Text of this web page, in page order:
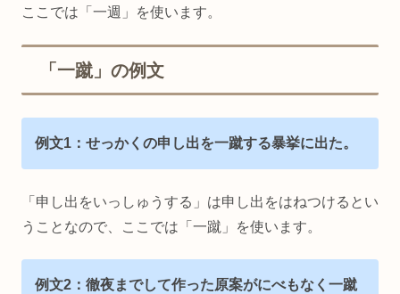
ここでは「一週」を使います。
「一蹴」の例文
例文1：せっかくの申し出を一蹴する暴挙に出た。
「申し出をいっしゅうする」は申し出をはねつけるとい
うことなので、ここでは「一蹴」を使います。
例文2：徹夜までして作った原案がにべもなく一蹴